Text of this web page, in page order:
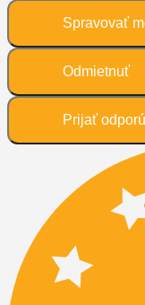
Spravovať
Odmietnuť
Prijať